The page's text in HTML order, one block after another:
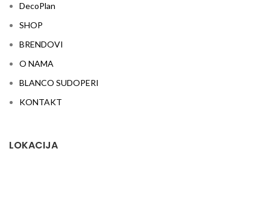
DecoPlan
SHOP
BRENDOVI
O NAMA
BLANCO SUDOPERI
KONTAKT
LOKACIJA